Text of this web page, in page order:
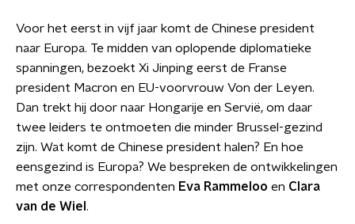
Voor het eerst in vijf jaar komt de Chinese president
naar Europa. Te midden van oplopende diplomatieke
spanningen, bezoekt Xi Jinping eerst de Franse
president Macron en EU-voorvrouw Von der Leyen.
Dan trekt hij door naar Hongarije en Servië, om daar
twee leiders te ontmoeten die minder Brussel-gezind
zijn. Wat komt de Chinese president halen? En hoe
eensgezind is Europa? We bespreken de ontwikkelingen
met onze correspondenten Eva Rammeloo en Clara
van de Wiel .